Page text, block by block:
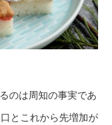
のは周知の事実であ
とこれから先増加が